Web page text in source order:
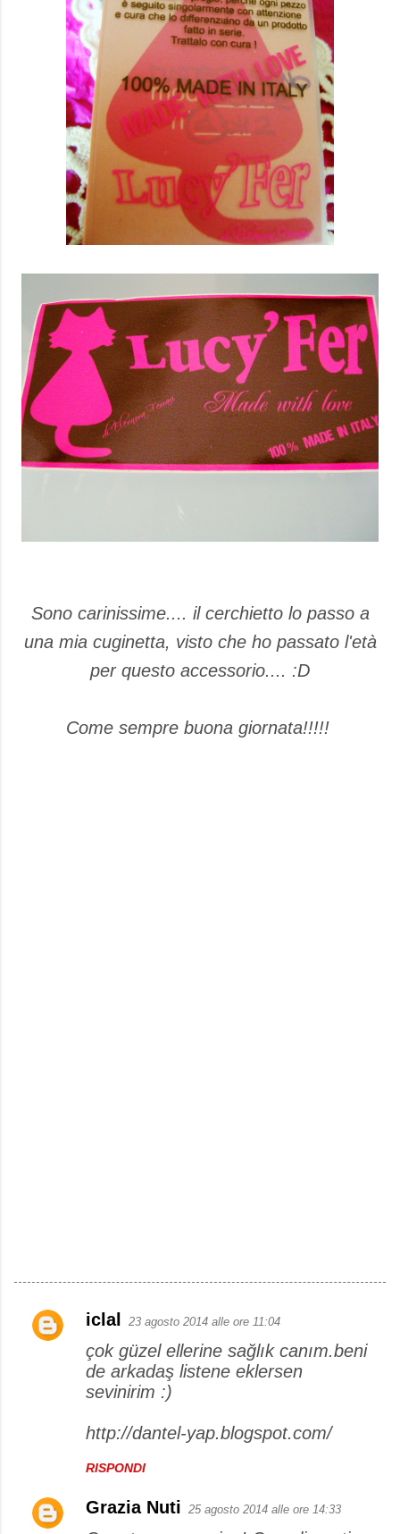
Sono carinissime.... il cerchietto lo passo a
una mia cuginetta, visto che ho passato l'età
per questo accessorio.... :D
Come sempre buona giornata!!!!!
C
i
iclal 23 agosto 2014 alle ore 11:04
çok güzel ellerine sağlık canım.beni
de arkadaş listene eklersen
sevinirim :)
http://dantel-yap.blogspot.com/
RISPONDI
Grazia Nuti 25 agosto 2014 alle ore 14:33